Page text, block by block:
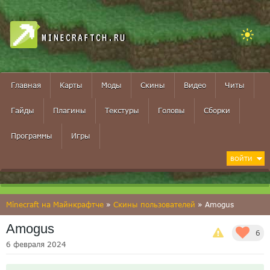
MINECRAFTCH.RU
Главная Карты Моды Скины Видео Читы
Гайды Плагины Текстуры Головы Сборки
Программы Игры
ВОЙТИ
Minecraft на Майнкрафтче » Скины пользователей » Amogus
6
Amogus
6 февраля 2024